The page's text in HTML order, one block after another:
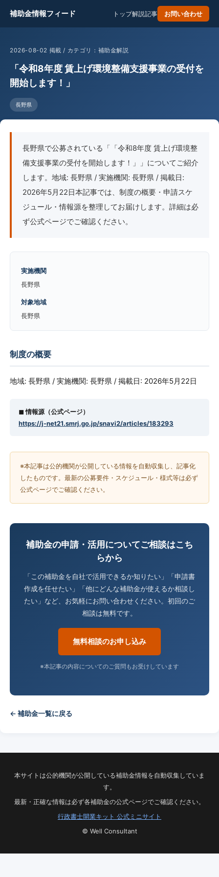
補助金情報フィード トップ解説記事 お問い合わせ
2026-08-02 掲載 / カテゴリ：補助金解説
「令和8年度 賃上げ環境整備支援事業の受付を
開始します！」
長野県
長野県で公募されている「「令和8年度 賃上げ環境整
備支援事業の受付を開始します！」」についてご紹介
します。地域: 長野県 / 実施機関: 長野県 / 掲載日:
2026年5月22日本記事では、制度の概要・申請スケ
ジュール・情報源を整理してお届けします。詳細は必
ず公式ページでご確認ください。
実施機関
長野県
対象地域
長野県
制度の概要
地域: 長野県 / 実施機関: 長野県 / 掲載日: 2026年5月22日
◼︎ 情報源（公式ページ）
https://j-net21.smrj.go.jp/snavi2/articles/183293
※本記事は公的機関が公開している情報を自動収集し、記事化
したものです。最新の公募要件・スケジュール・様式等は必ず
公式ページでご確認ください。
補助金の申請・活用についてご相談はこち
らから
「この補助金を自社で活用できるか知りたい」「申請書
作成を任せたい」「他にどんな補助金が使えるか相談し
たい」など、お気軽にお問い合わせください。初回のご
相談は無料です。
無料相談のお申し込み
※本記事の内容についてのご質問もお受けしています
← 補助金一覧に戻る
本サイトは公的機関が公開している補助金情報を自動収集していま
す。
最新・正確な情報は必ず各補助金の公式ページでご確認ください。
行政書士開業キット 公式ミニサイト
© Well Consultant